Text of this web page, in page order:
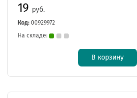
19 руб.
Код: 00929972
На складе:
В корзину